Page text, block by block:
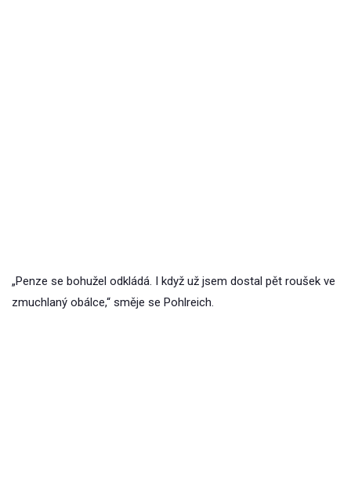
„Penze se bohužel odkládá. I když už jsem dostal pět roušek ve
zmuchlaný obálce,“ směje se Pohlreich.